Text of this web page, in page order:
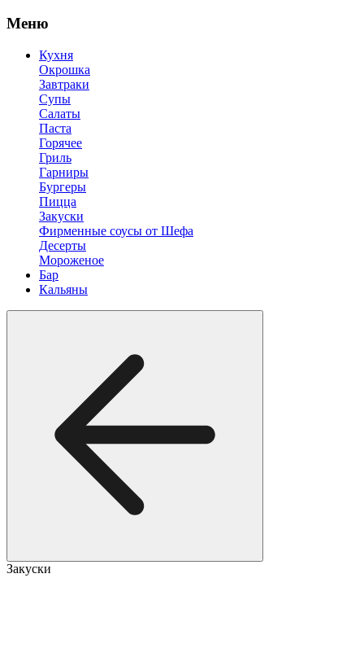
Меню
Кухня
Окрошка
Завтраки
Супы
Салаты
Паста
Горячее
Гриль
Гарниры
Бургеры
Пицца
Закуски
Фирменные соусы от Шефа
Десерты
Мороженое
Бар
Кальяны
Закуски